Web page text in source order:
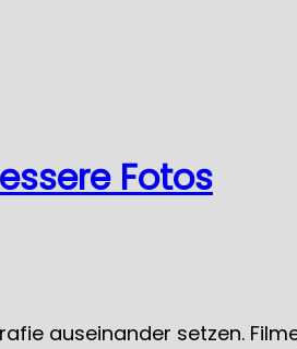
Fotos
auseinander setzen.